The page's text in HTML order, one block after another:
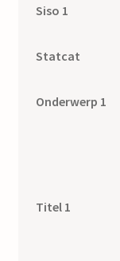
Siso 1
Statcat
Onderwerp 1
Titel 1